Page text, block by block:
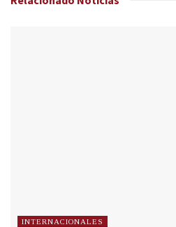
INTERNACIONALES